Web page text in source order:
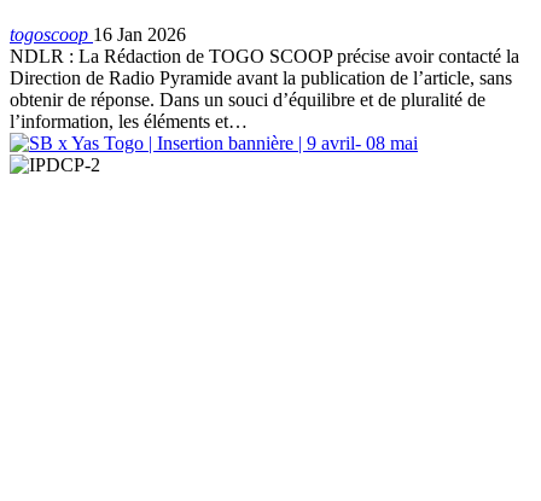
togoscoop 16 Jan 2026
NDLR : La Rédaction de TOGO SCOOP précise avoir contacté la
Direction de Radio Pyramide avant la publication de l’article, sans
obtenir de réponse. Dans un souci d’équilibre et de pluralité de
l’information, les éléments et…